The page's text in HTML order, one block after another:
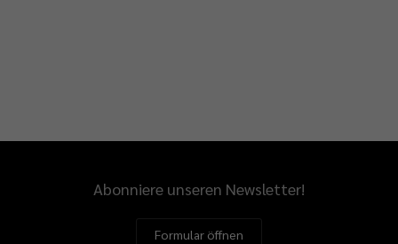
Abonniere unseren Newsletter!
Formular öffnen